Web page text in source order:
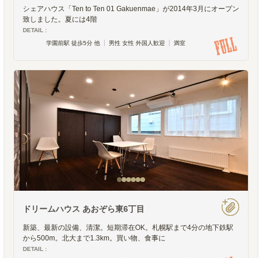
シェアハウス「Ten to Ten 01 Gakuenmae」が2014年3月にオープン
致しました。夏には4階
DETAIL :
学園前駅 徒歩5分 他
男性 女性 外国人歓迎 満室
ドリームハウス あおぞら東6丁目
新築、最新の設備、清潔。短期滞在OK。札幌駅まで4分の地下鉄駅
から500m。北大まで1.3km。買い物、食事に
DETAIL :